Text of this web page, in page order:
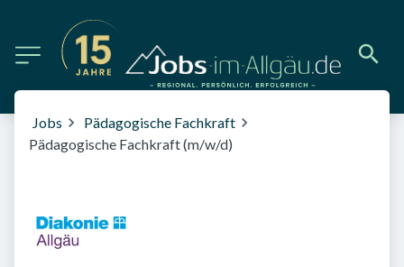
Jobs
Pädagogische Fachkraft
Pädagogische Fachkraft (m/w/d)